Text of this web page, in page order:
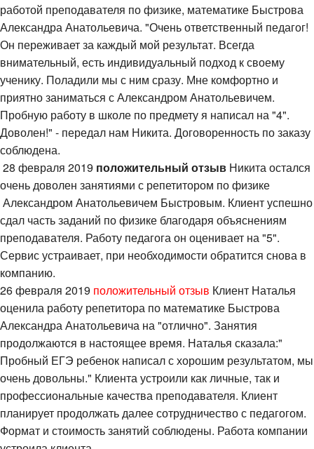
работой преподавателя по физике, математике Быстрова
Александра Анатольевича. "Очень ответственный педагог!
Он переживает за каждый мой результат. Всегда
внимательный, есть индивидуальный подход к своему
ученику. Поладили мы с ним сразу. Мне комфортно и
приятно заниматься с Александром Анатольевичем.
Пробную работу в школе по предмету я написал на "4".
Доволен!" - передал нам Никита. Договоренность по заказу
соблюдена.
28 февраля 2019 положительный отзыв Никита остался
очень доволен занятиями с репетитором по физике
Александром Анатольевичем Быстровым. Клиент успешно
сдал часть заданий по физике благодаря объяснениям
преподавателя. Работу педагога он оценивает на "5".
Сервис устраивает, при необходимости обратится снова в
компанию.
26 февраля 2019 положительный отзыв Клиент Наталья
оценила работу репетитора по математике Быстрова
Александра Анатольевича на "отлично". Занятия
продолжаются в настоящее время. Наталья сказала:"
Пробный ЕГЭ ребенок написал с хорошим результатом, мы
очень довольны." Клиента устроили как личные, так и
профессиональные качества преподавателя. Клиент
планирует продолжать далее сотрудничество с педагогом.
Формат и стоимость занятий соблюдены. Работа компании